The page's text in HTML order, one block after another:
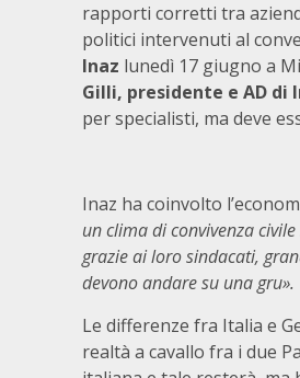
rapporti corretti tra
politici intervenuti al
Inaz lunedì 17 giugno a
Gilli, presidente e AD di
per specialisti, ma deve
Inaz ha coinvolto
un clima di convivenza
grazie ai loro sindacati,
devono andare su una gru».
Le differenze fra Italia e
realtà a cavallo fra i due